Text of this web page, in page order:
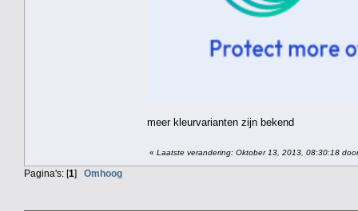
meer kleurvarianten zijn bekend
« Laatste verandering: Oktober 13, 2013, 08:30:18
Pagina's: [1] Omhoog